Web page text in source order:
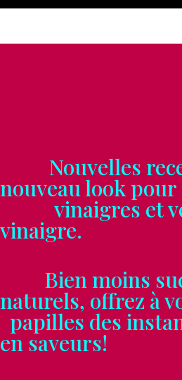
Nouvelles
nouveau look
vinaigres et
vinaigre.
Bien moins
naturels,
papilles des
en saveurs!